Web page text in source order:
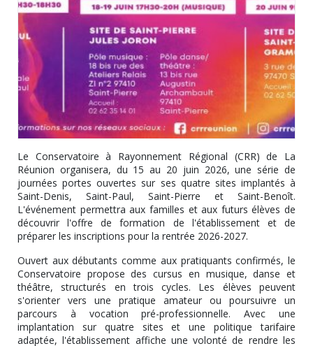
Le Conservatoire à Rayonnement Régional (CRR) de La
Réunion organisera, du 15 au 20 juin 2026, une série de
journées portes ouvertes sur ses quatre sites implantés à
Saint-Denis, Saint-Paul, Saint-Pierre et Saint-Benoît.
L'événement permettra aux familles et aux futurs élèves de
découvrir l'offre de formation de l'établissement et de
préparer les inscriptions pour la rentrée 2026-2027.
Ouvert aux débutants comme aux pratiquants confirmés, le
Conservatoire propose des cursus en musique, danse et
théâtre, structurés en trois cycles. Les élèves peuvent
s'orienter vers une pratique amateur ou poursuivre un
parcours à vocation pré-professionnelle. Avec une
implantation sur quatre sites et une politique tarifaire
adaptée, l'établissement affiche une volonté de rendre les